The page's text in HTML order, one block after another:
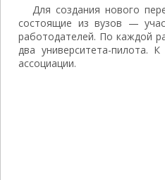
Для создания нового
состоящие из вузов —
работодателей. По каждой
два университета-пилота.
ассоциации.